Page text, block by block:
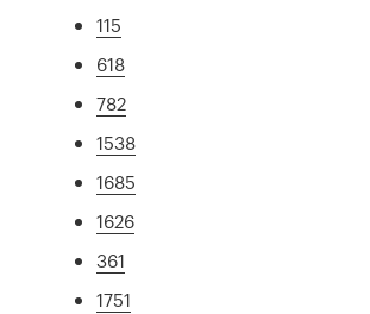
115
618
782
1538
1685
1626
361
1751